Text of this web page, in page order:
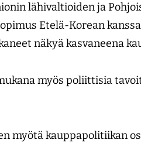
lähivaltioiden ja
Etelä-Korean
näkyä kasvaneena
myös poliittisia
myötä kauppapolitiikan